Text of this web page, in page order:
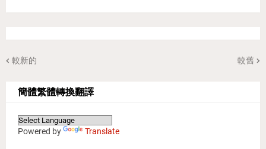
較新的 較舊
簡體繁體轉換翻譯
Powered by Translate